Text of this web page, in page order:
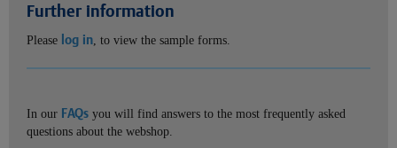
Further information
Please log in, to view the sample forms.
In our FAQs you will find answers to the most frequently asked
questions about the webshop.